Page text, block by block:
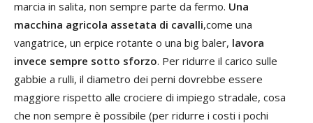
marcia in salita, non sempre parte da fermo. Una
macchina agricola assetata di cavalli,come una
vangatrice, un erpice rotante o una big baler, lavora
invece sempre sotto sforzo. Per ridurre il carico sulle
gabbie a rulli, il diametro dei perni dovrebbe essere
maggiore rispetto alle crociere di impiego stradale, cosa
che non sempre è possibile (per ridurre i costi i pochi